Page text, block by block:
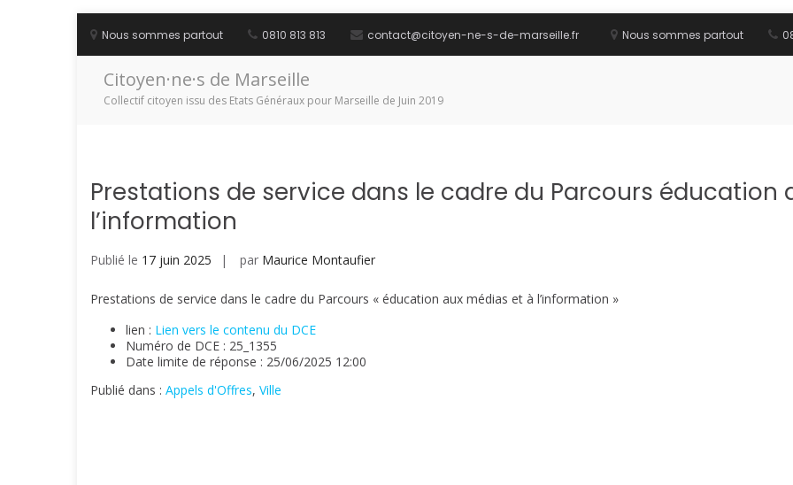
contenu
Nous sommes partout 0810 813 813 contact@citoyen-ne-s-de-marseille.fr Nous sommes partout
Citoyen·ne·s de Marseille
Collectif citoyen issu des Etats Généraux pour Marseille de Juin 2019
Prestations de service dans le cadre du Parcours éducation
l’information
Publié le 17 juin 2025 par Maurice Montaufier
Prestations de service dans le cadre du Parcours « éducation aux médias et à l’information »
lien : Lien vers le contenu du DCE
Numéro de DCE : 25_1355
Date limite de réponse : 25/06/2025 12:00
Publié dans : Appels d'Offres, Ville